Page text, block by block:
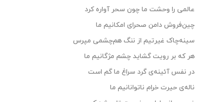
عالمی را وحشت ما چون سحر آواره کرد
چین‌فروش دامن صحرای امکانیم ما
سینه‌چاک غیرتیم از ننگ هم‌چشمی مپرس
هر که بر رویت گشاید چشم مژگانیم ما
در نفس آئینه‌ی گرد سراغ ما گم است
ناله‌ی حیرت خرام ناتوانانیم ما